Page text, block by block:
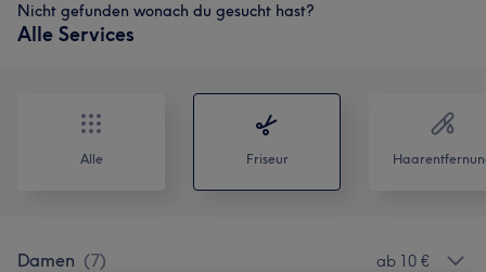
Nicht gefunden wonach du gesucht hast?
Alle Services
Alle Friseur
Damen (7) ab 10 €